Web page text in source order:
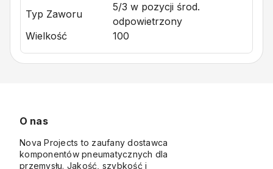
Typ Zaworu
5/3 w pozycji środ.
odpowietrzony
Wielkość
100
O nas
Nova Projects to zaufany dostawca
komponentów pneumatycznych dla
przemysłu. Jakość, szybkość i